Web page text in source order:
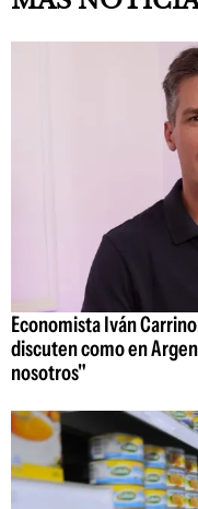
Economista Iván
discuten como en
nosotros"